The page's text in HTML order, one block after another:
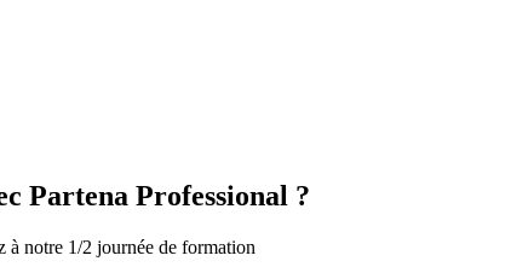
Partena Professional ?
à notre 1/2 journée de formation